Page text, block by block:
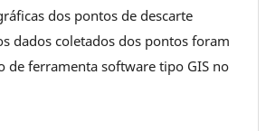
dos pontos de descarte
dados coletados dos pontos foram
de ferramenta software tipo GIS no